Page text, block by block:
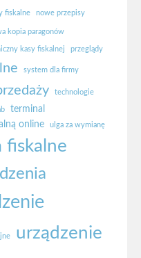
fiskalne nowe przepisy
kopia paragonów
kasy fiskalnej przeglądy
system dla firmy
technologie
terminal
online ulga za wymianę
fiskalne
urządzenie